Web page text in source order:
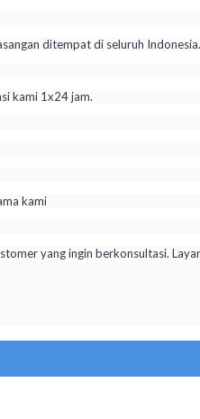
ditempat di seluruh Indonesia.
kami 1x24 jam.
kami
yang ingin berkonsultasi.